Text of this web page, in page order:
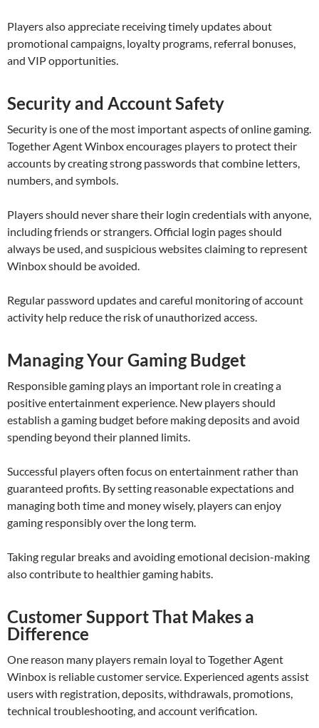
Players also appreciate receiving timely updates about
promotional campaigns, loyalty programs, referral bonuses,
and VIP opportunities.
Security and Account Safety
Security is one of the most important aspects of online gaming.
Together Agent Winbox encourages players to protect their
accounts by creating strong passwords that combine letters,
numbers, and symbols.
Players should never share their login credentials with anyone,
including friends or strangers. Official login pages should
always be used, and suspicious websites claiming to represent
Winbox should be avoided.
Regular password updates and careful monitoring of account
activity help reduce the risk of unauthorized access.
Managing Your Gaming Budget
Responsible gaming plays an important role in creating a
positive entertainment experience. New players should
establish a gaming budget before making deposits and avoid
spending beyond their planned limits.
Successful players often focus on entertainment rather than
guaranteed profits. By setting reasonable expectations and
managing both time and money wisely, players can enjoy
gaming responsibly over the long term.
Taking regular breaks and avoiding emotional decision-making
also contribute to healthier gaming habits.
Customer Support That Makes a
Difference
One reason many players remain loyal to Together Agent
Winbox is reliable customer service. Experienced agents assist
users with registration, deposits, withdrawals, promotions,
technical troubleshooting, and account verification.